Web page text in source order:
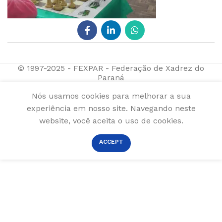
© 1997-2025 - FEXPAR - Federação de Xadrez do
Paraná
Nós usamos cookies para melhorar a sua
experiência em nosso site. Navegando neste
website, você aceita o uso de cookies.
ACCEPT